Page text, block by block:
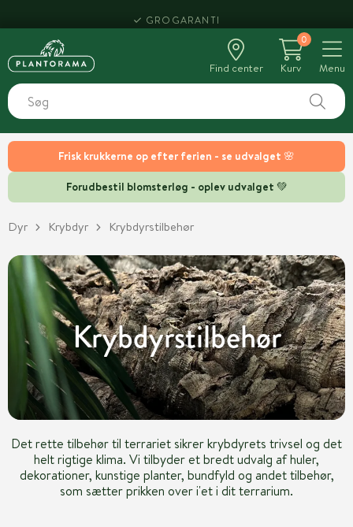
Frisk krukkerne op efter ferien - se udvalget 🌸
Forudbestil blomsterløg - oplev udvalget 💚
HENT SAMME DAG
Find center
0
Kurv
Menu
Dyr Krybdyr Krybdyrstilbehør
Krybdyrstilbehør
Det rette tilbehør til terrariet sikrer krybdyrets trivsel og det
helt rigtige klima. Vi tilbyder et bredt udvalg af huler,
dekorationer, kunstige planter, bundfyld og andet tilbehør,
som sætter prikken over i'et i dit terrarium.